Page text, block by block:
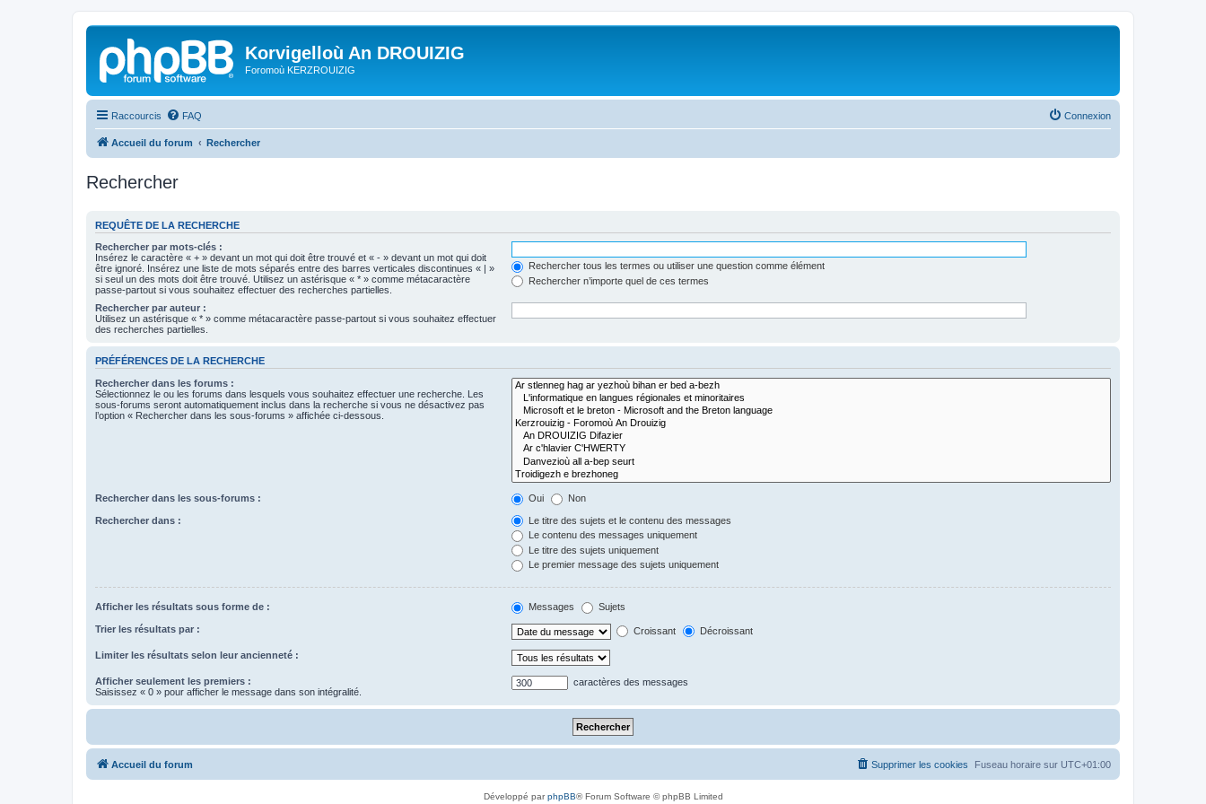
Korvigelloù An DROUIZIG
Foromoù KERZROUIZIG
Raccourcis FAQ Connexion
Accueil du forum Rechercher
Rechercher
REQUÊTE DE LA RECHERCHE
Rechercher par mots-clés :
Insérez le caractère « + » devant un mot qui doit être trouvé et « - » devant un mot qui doit
être ignoré. Insérez une liste de mots séparés entre des barres verticales discontinues « | »
si seul un des mots doit être trouvé. Utilisez un astérisque « * » comme métacaractère
passe-partout si vous souhaitez effectuer des recherches partielles.
Rechercher tous les termes ou utiliser une question comme élément
Rechercher n’importe quel de ces termes
Rechercher par auteur :
Utilisez un astérisque « * » comme métacaractère passe-partout si vous souhaitez effectuer
des recherches partielles.
PRÉFÉRENCES DE LA RECHERCHE
Rechercher dans les forums :
Sélectionnez le ou les forums dans lesquels vous souhaitez effectuer une recherche. Les
sous-forums seront automatiquement inclus dans la recherche si vous ne désactivez pas
l’option « Rechercher dans les sous-forums » affichée ci-dessous.
Rechercher dans les sous-forums : Oui Non
Rechercher dans :
Le titre des sujets et le contenu des messages
Le contenu des messages uniquement
Le titre des sujets uniquement
Le premier message des sujets uniquement
Afficher les résultats sous forme de : Messages Sujets
Trier les résultats par : Croissant Décroissant
Limiter les résultats selon leur ancienneté :
Afficher seulement les premiers :
Saisissez « 0 » pour afficher le message dans son intégralité.
caractères des messages
Accueil du forum Fuseau horaire sur UTC+01:00
Supprimer les cookies
Développé parphpBB® Forum Software © phpBB Limited